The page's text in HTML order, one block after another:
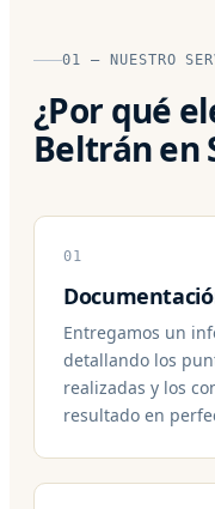
01 — NUESTRO
¿Por qué
Beltrán en
01
Entregamos un
detallando los
realizadas y los
resultado en